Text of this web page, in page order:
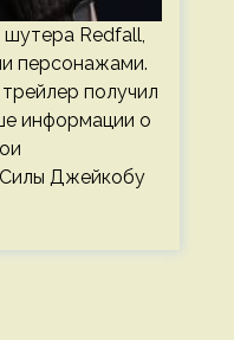
шутера Redfall,
персонажами.
получил
информации о
Силы Джейкобу